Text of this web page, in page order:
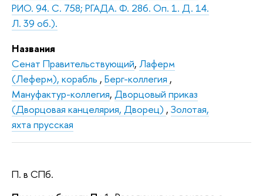
РИО. 94. С. 758; РГАДА. Ф. 286. Оп. 1. Д. 14.
Л. 39 об.).
Названия
Сенат Правительствующий, Лаферм
(Леферм), корабль , Берг-коллегия ,
Мануфактур-коллегия, Дворцовый приказ
(Дворцовая канцелярия, Дворец) , Золотая,
яхта прусская
П. в СПб.